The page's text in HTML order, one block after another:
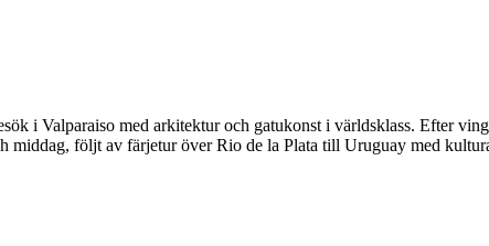
i Valparaiso med arkitektur och gatukonst i världsklass. Efter
följt av färjetur över Rio de la Plata till Uruguay med